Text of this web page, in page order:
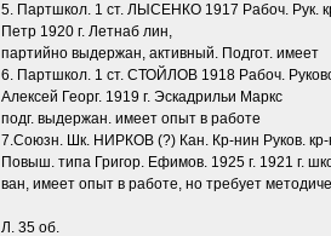
5. Партшкол. 1 ст. ЛЫСЕНКО 1917 Рабоч. Рук.
Петр 1920 г. Летнаб лин,
партийно выдержан, активный. Подгот. имеет
6. Партшкол. 1 ст. СТОЙЛОВ 1918 Рабоч.
Алексей Георг. 1919 г. Эскадрильи Маркс
подг. выдержан. имеет опыт в работе
7.Союзн. Шк. НИРКОВ (?) Кан. Кр-нин Руков. кр-
Повыш. типа Григор. Ефимов. 1925 г. 1921 г.
ван, имеет опыт в работе, но требует
Л. 35 об.